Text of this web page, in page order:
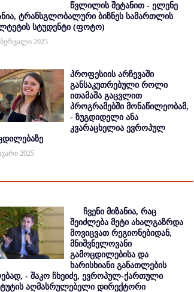
წვლილის შეტანით - ელენე
ტრანსგლობალური ბიზნეს სამართლის
სტუდენტი (ფოტო)
2025
პროფესიის არჩევაში
განსაკუთრებული როლი
ითამაშა გაცვლით
პროგრამებში მონაწილეობამ,
- ზუგდიდელი ანა
კვარაცხელია ევროპულ
2025
ჩვენი მიზანია, რაც
შეიძლება მეტი ახალგაზრდა
მოვიცვათ რეგიონებიდან,
მნიშვნელოვანი
გამოცდილებისა და
ხარისხიანი განათლების
- შაკო ჩხეიძე, ევროპულ-ქართული
აღმასრულებელი დირექტორი